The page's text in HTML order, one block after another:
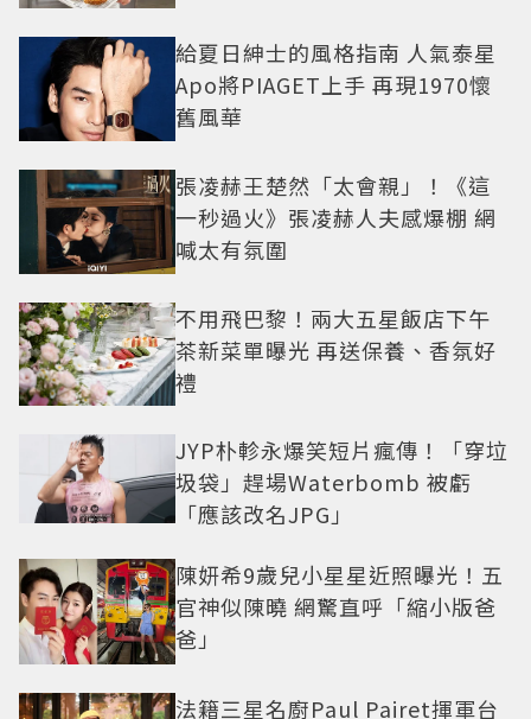
給夏日紳士的風格指南 人氣泰星
Apo將PIAGET上手 再現1970懷
舊風華
張凌赫王楚然「太會親」！《這
一秒過火》張凌赫人夫感爆棚 網
喊太有氛圍
不用飛巴黎！兩大五星飯店下午
茶新菜單曝光 再送保養、香氛好
禮
JYP朴軫永爆笑短片瘋傳！「穿垃
圾袋」趕場Waterbomb 被虧
「應該改名JPG」
陳妍希9歲兒小星星近照曝光！五
官神似陳曉 網驚直呼「縮小版爸
爸」
法籍三星名廚Paul Pairet揮軍台